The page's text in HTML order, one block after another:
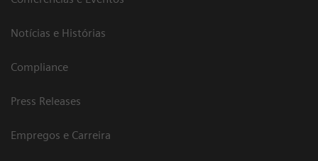
Notícias e Histórias
Compliance
Press Releases
Empregos e Carreira